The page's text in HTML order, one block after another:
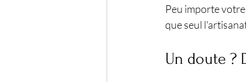
Peu importe
que seul
Un doute ?